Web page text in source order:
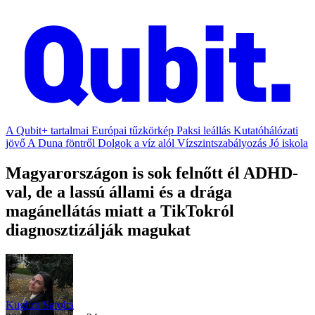
A Qubit+ tartalmai Európai tűzkörkép Paksi leállás Kutatóhálózati
jövő A Duna föntről Dolgok a víz alól Vízszintszabályozás Jó iskola
Magyarországon is sok felnőtt él ADHD-
val, de a lassú állami és a drága
magánellátás miatt a TikTokról
diagnosztizálják magukat
Kuglics Sarolta